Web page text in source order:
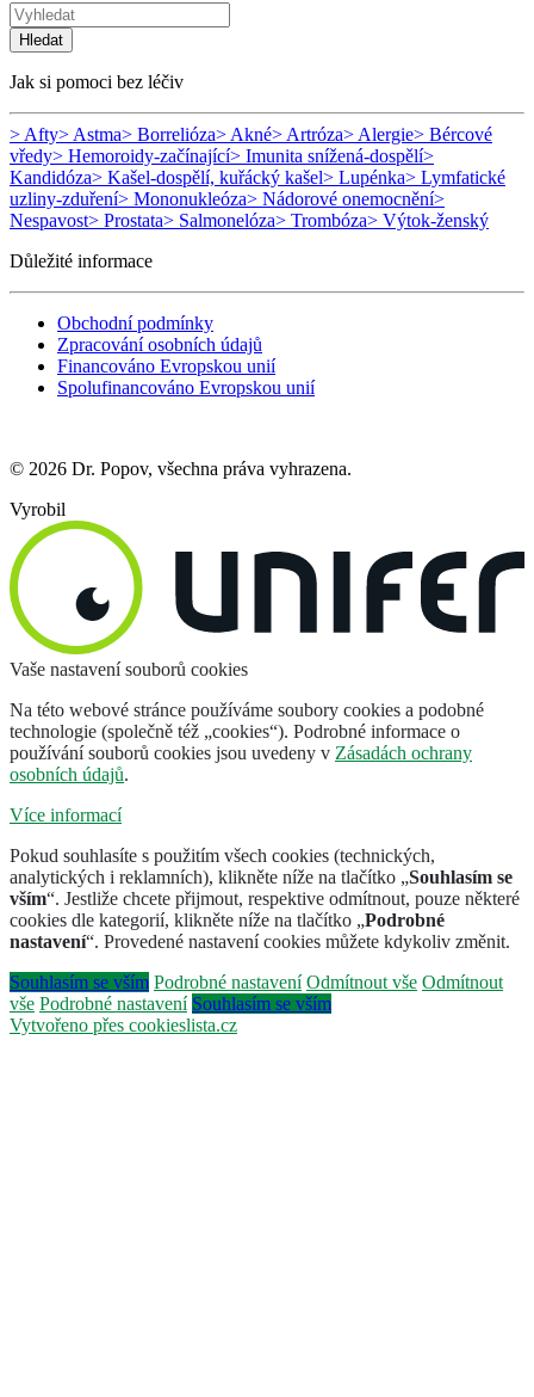
Hledat
Jak si pomoci bez léčiv
> Afty> Astma> Borrelióza> Akné> Artróza> Alergie> Bércové
vředy> Hemoroidy-začínající> Imunita snížená-dospělí>
Kandidóza> Kašel-dospělí, kuřácký kašel> Lupénka> Lymfatické
uzliny-zduření> Mononukleóza> Nádorové onemocnění>
Nespavost> Prostata> Salmonelóza> Trombóza> Výtok-ženský
Důležité informace
Obchodní podmínky
Zpracování osobních údajů
Financováno Evropskou unií
Spolufinancováno Evropskou unií
© 2026 Dr. Popov, všechna práva vyhrazena.
Vyrobil
Vaše nastavení souborů cookies
Na této webové stránce používáme soubory cookies a podobné
technologie (společně též „cookies“). Podrobné informace o
používání souborů cookies jsou uvedeny v Zásadách ochrany
osobních údajů.
Více informací
Pokud souhlasíte s použitím všech cookies (technických,
analytických i reklamních), klikněte níže na tlačítko „Souhlasím se
vším“. Jestliže chcete přijmout, respektive odmítnout, pouze některé
cookies dle kategorií, klikněte níže na tlačítko „Podrobné
nastavení“. Provedené nastavení cookies můžete kdykoliv změnit.
Souhlasím se vším Podrobné nastavení Odmítnout vše Odmítnout
vše Podrobné nastavení Souhlasím se vším
Vytvořeno přes cookieslista.cz